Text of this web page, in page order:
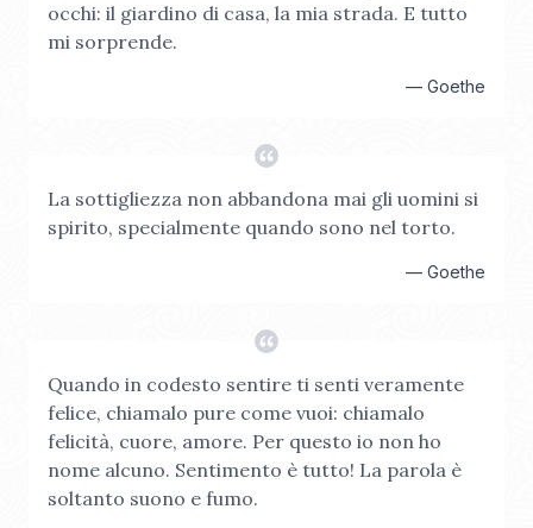
occhi: il giardino di casa, la mia strada. E tutto
mi sorprende.
— Goethe
La sottigliezza non abbandona mai gli uomini si
spirito, specialmente quando sono nel torto.
— Goethe
Quando in codesto sentire ti senti veramente
felice, chiamalo pure come vuoi: chiamalo
felicità, cuore, amore. Per questo io non ho
nome alcuno. Sentimento è tutto! La parola è
soltanto suono e fumo.